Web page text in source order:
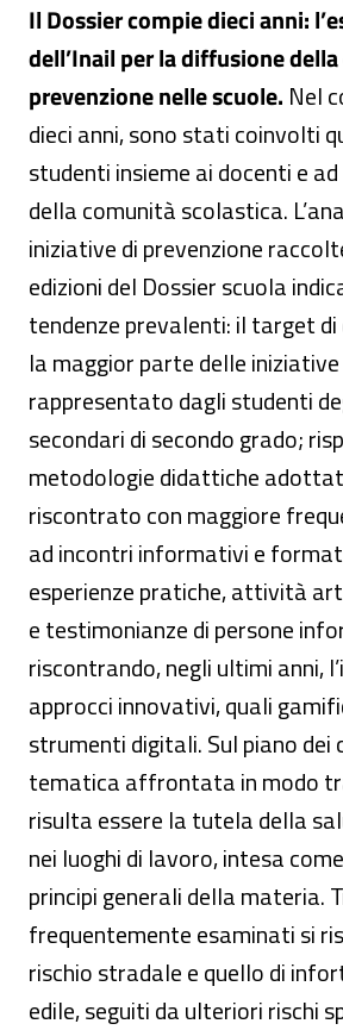
Il Dossier compie dieci anni:
dell’Inail per la diffusione
prevenzione nelle scuole. Nel
dieci anni, sono stati coinvolti
studenti insieme ai docenti e
della comunità scolastica.
iniziative di prevenzione
edizioni del Dossier scuola
tendenze prevalenti: il target
la maggior parte delle
rappresentato dagli studenti
secondari di secondo grado;
metodologie didattiche
riscontrato con maggiore
ad incontri informativi e
esperienze pratiche, attività
e testimonianze di persone
riscontrando, negli ultimi anni,
approcci innovativi, quali
strumenti digitali. Sul piano dei
tematica affrontata in modo
risulta essere la tutela della
nei luoghi di lavoro, intesa
principi generali della materia.
frequentemente esaminati si
rischio stradale e quello di
edile, seguiti da ulteriori rischi